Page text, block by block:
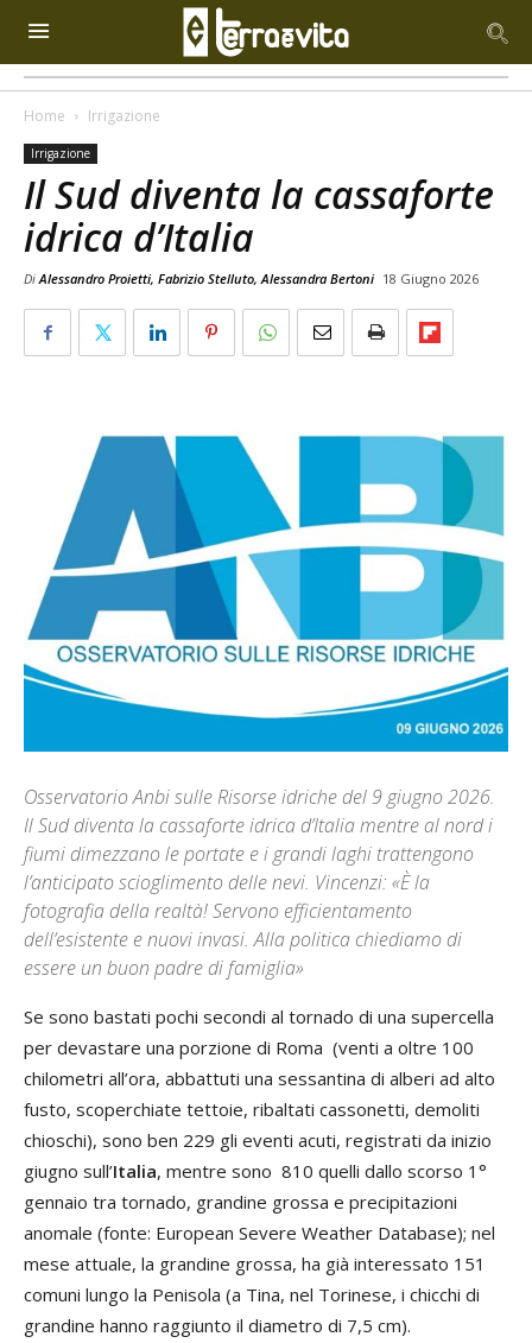
Home Irrigazione
Irrigazione
Il Sud diventa la cassaforte
idrica d’Italia
DiAlessandro Proietti, Fabrizio Stelluto, Alessandra Bertoni 18 Giugno 2026
Osservatorio Anbi sulle Risorse idriche del 9 giugno 2026.
Il Sud diventa la cassaforte idrica d’Italia mentre al nord i
fiumi dimezzano le portate e i grandi laghi trattengono
l’anticipato scioglimento delle nevi. Vincenzi: «È la
fotografia della realtà! Servono efficientamento
dell’esistente e nuovi invasi. Alla politica chiediamo di
essere un buon padre di famiglia»
Se sono bastati pochi secondi al tornado di una supercella
per devastare una porzione di Roma (venti a oltre 100
chilometri all’ora, abbattuti una sessantina di alberi ad alto
fusto, scoperchiate tettoie, ribaltati cassonetti, demoliti
chioschi), sono ben 229 gli eventi acuti, registrati da inizio
giugno sull’Italia, mentre sono 810 quelli dallo scorso 1°
gennaio tra tornado, grandine grossa e precipitazioni
anomale (fonte: European Severe Weather Database); nel
mese attuale, la grandine grossa, ha già interessato 151
comuni lungo la Penisola (a Tina, nel Torinese, i chicchi di
grandine hanno raggiunto il diametro di 7,5 cm).